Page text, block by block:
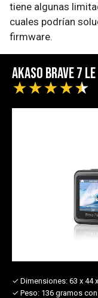
tiene algunas
cuales podrían
firmware.
AKASO Brave 7 LE
★★★★★
✓ Dimensiones: 63 x 44
✓ Peso: 136 gramos